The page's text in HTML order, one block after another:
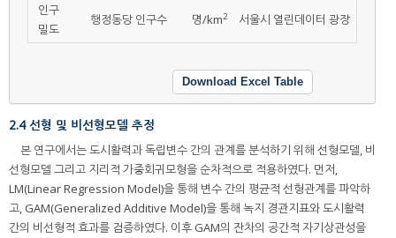
인구
밀도
행정동당 인구수 명/km2 서울시 열린데이터 광장
Download Excel Table
2.4 선형 및 비선형모델 추정
본 연구에서는 도시활력과 독립변수 간의 관계를 분석하기 위해 선형모델, 비
선형모델 그리고 지리적 가중회귀모형을 순차적으로 적용하였다. 먼저,
LM(Linear Regression Model)을 통해 변수 간의 평균적 선형관계를 파악하
고, GAM(Generalized Additive Model)을 통해 녹지 경관지표와 도시활력
간의 비선형적 효과를 검증하였다. 이후 GAM의 잔차의 공간적 자기상관성을